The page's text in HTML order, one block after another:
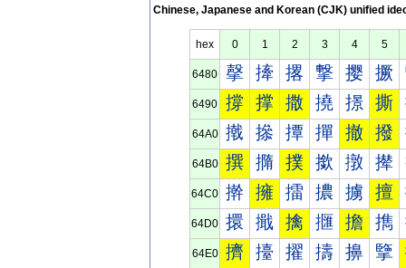
Chinese, Japanese and Korean (CJK) unified
hex 0 1 2 3 4 5
6480 撀 撁 撂 撃 撄 撅
6490 撐 撑 撒 撓 撔 撕
64A0 撠 撡 撢 撣 撤 撥
64B0 撰 撱 撲 撳 撴 撵
64C0 擀 擁 擂 擃 擄 擅
64D0 擐 擑 擒 擓 擔 擕
64E0 擠 擡 擢 擣 擤 擥